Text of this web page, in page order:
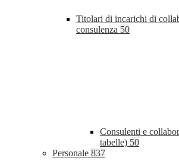
Titolari di incarichi di
consulenza 50
Consulenti e
tabelle) 50
Personale 837